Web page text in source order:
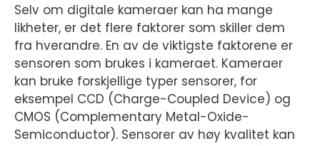
Selv om digitale kameraer kan ha mange
likheter, er det flere faktorer som skiller dem
fra hverandre. En av de viktigste faktorene er
sensoren som brukes i kameraet. Kameraer
kan bruke forskjellige typer sensorer, for
eksempel CCD (Charge-Coupled Device) og
CMOS (Complementary Metal-Oxide-
Semiconductor). Sensorer av høy kvalitet kan